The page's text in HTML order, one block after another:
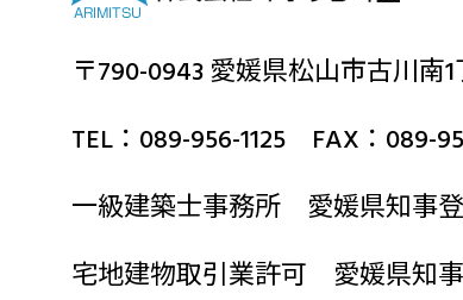
〒790-0943 愛媛県松山市古川南1
TEL：089-956-1125 FAX：089-
一級建築士事務所 愛媛県知事
宅地建物取引業許可 愛媛県知事